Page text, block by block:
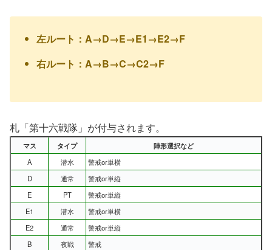
左ルート：A→D→E→E1→E2→F
右ルート：A→B→C→C2→F
札「第十六戦隊」が付与されます。
マス タイプ
陣形選択など
A
潜水
警戒or単横
D
通常
警戒or単縦
E
PT
警戒or単縦
E1
潜水
警戒or単横
E2
通常
警戒or単縦
B
夜戦
警戒